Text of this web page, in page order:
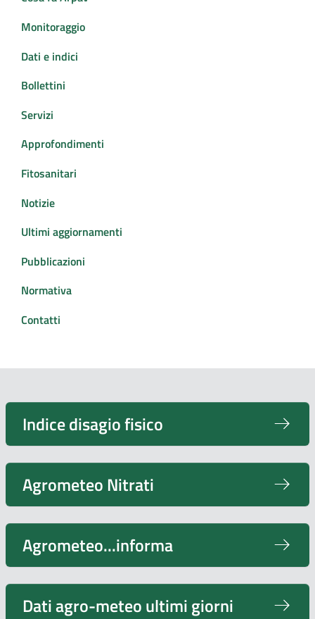
Monitoraggio
Dati e indici
Bollettini
Servizi
Approfondimenti
Fitosanitari
Notizie
Ultimi aggiornamenti
Pubblicazioni
Normativa
Contatti
Indice disagio fisico
Agrometeo Nitrati
Agrometeo...informa
Dati agro-meteo ultimi giorni